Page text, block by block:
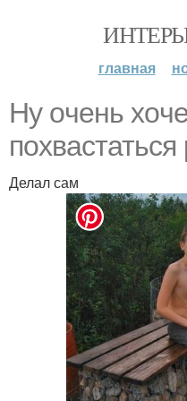
главная
Ну oчень
Делал сам